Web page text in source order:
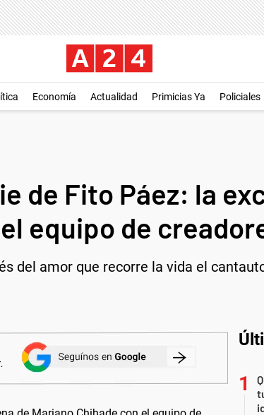
Economía Actualidad Primicias Ya Policiales
de Fito Páez: la
equipo de
del amor que recorre la vida el